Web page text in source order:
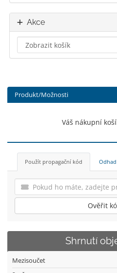
Akce
Produkt/Možnosti
Váš nákupní
Použít propagační kód
Ověřit
Shrnutí
Mezisoučet